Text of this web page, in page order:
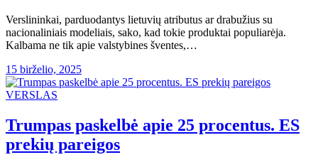
Verslininkai, parduodantys lietuvių atributus ar drabužius su
nacionaliniais modeliais, sako, kad tokie produktai populiarėja.
Kalbama ne tik apie valstybines šventes,…
15 birželio, 2025
VERSLAS
Trumpas paskelbė apie 25 procentus. ES
prekių pareigos